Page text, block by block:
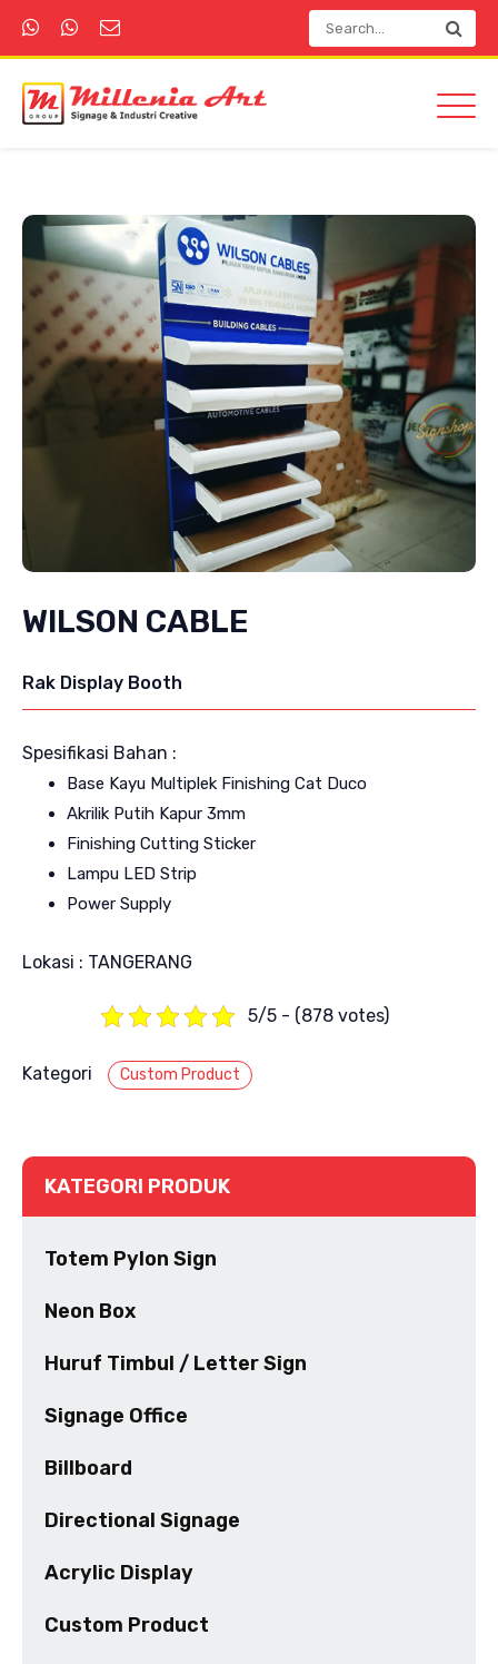
WILSON CABLE
Rak Display Booth
Spesifikasi Bahan :
Base Kayu Multiplek Finishing Cat Duco
Akrilik Putih Kapur 3mm
Finishing Cutting Sticker
Lampu LED Strip
Power Supply
Lokasi : TANGERANG
5/5 - (878 votes)
Kategori Custom Product
KATEGORI PRODUK
Totem Pylon Sign
Neon Box
Huruf Timbul / Letter Sign
Signage Office
Billboard
Directional Signage
Acrylic Display
Custom Product